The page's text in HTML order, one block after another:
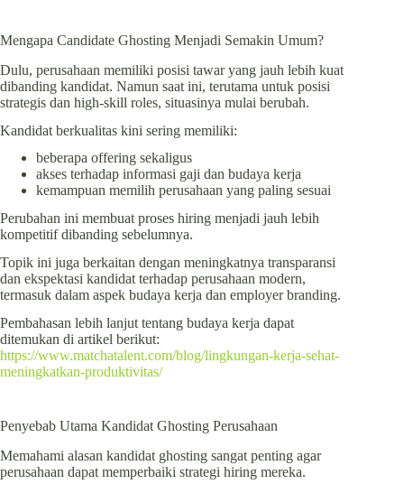
Mengapa Candidate Ghosting Menjadi Semakin Umum?
Dulu, perusahaan memiliki posisi tawar yang jauh lebih kuat
dibanding kandidat. Namun saat ini, terutama untuk posisi
strategis dan high-skill roles, situasinya mulai berubah.
Kandidat berkualitas kini sering memiliki:
beberapa offering sekaligus
akses terhadap informasi gaji dan budaya kerja
kemampuan memilih perusahaan yang paling sesuai
Perubahan ini membuat proses hiring menjadi jauh lebih
kompetitif dibanding sebelumnya.
Topik ini juga berkaitan dengan meningkatnya transparansi
dan ekspektasi kandidat terhadap perusahaan modern,
termasuk dalam aspek budaya kerja dan employer branding.
Pembahasan lebih lanjut tentang budaya kerja dapat
ditemukan di artikel berikut:
https://www.matchatalent.com/blog/lingkungan-kerja-sehat-
meningkatkan-produktivitas/
Penyebab Utama Kandidat Ghosting Perusahaan
Memahami alasan kandidat ghosting sangat penting agar
perusahaan dapat memperbaiki strategi hiring mereka.